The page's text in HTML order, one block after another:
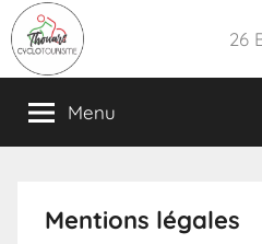
Aller
au
contenu
26
Menu
Mentions légales